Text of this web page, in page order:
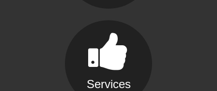
Services